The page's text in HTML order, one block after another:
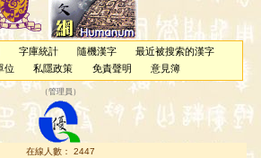
字庫統計 隨機漢字
最近被搜索的漢字
位 私隱政策 免責聲明 意見簿
（管理員 ）
在線人數： 2447